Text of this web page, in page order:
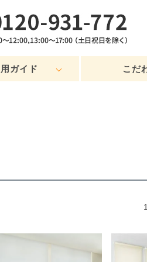
ガイド こだ